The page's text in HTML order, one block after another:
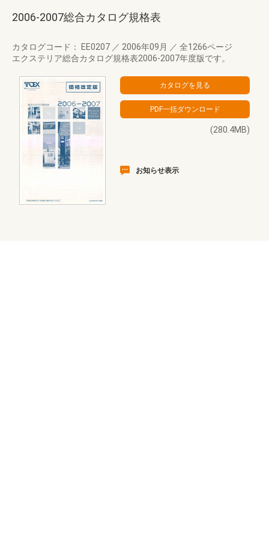
2006-2007総合カタログ規格表
カタログコード： EE0207 ／ 2006年09月 ／ 全1266ページ
エクステリア総合カタログ規格表2006-2007年度版です。
(280.4MB)
お知らせ表示